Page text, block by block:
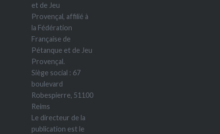
et de Jeu
Provençal, affilié à
la Fédération
Française de
Pétanque et de Jeu
Provençal.
Siège social : 67
boulevard
Robespierre, 51100
Reims
Le directeur de la
publication est le